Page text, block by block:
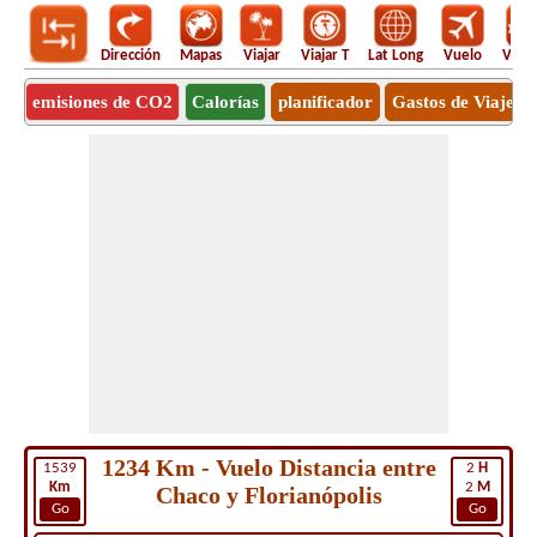
Dirección Mapas Viajar Viajar T Lat Long Vuelo
emisiones de CO2 Calorías planificador Gastos de Viaje
1539
Km
Go
2 H
2 M
Go
1234 Km - Vuelo Distancia entre
Chaco y Florianópolis